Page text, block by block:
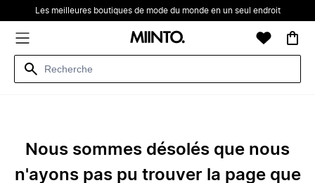
Les meilleures boutiques de mode du monde en un seul endroit
Nous sommes désolés que nous
n'ayons pas pu trouver la page que